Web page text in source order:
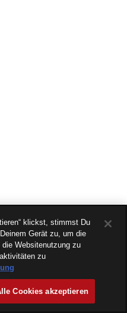
klickst, stimmst Du
Gerät zu, um die
Websitenutzung zu
zu
Cookies akzeptieren